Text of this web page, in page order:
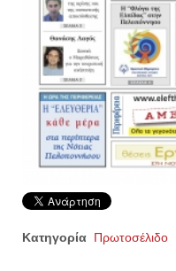
Κατηγορία Πρωτοσέλιδο